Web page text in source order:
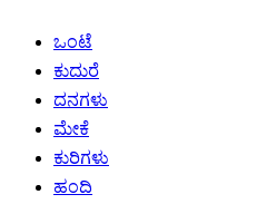
ಒಂಟೆ
ಕುದುರೆ
ದನಗಳು
ಮೇಕೆ
ಕುರಿಗಳು
ಹಂದಿ